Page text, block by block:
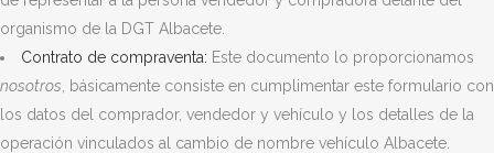
organismo de la DGT Albacete.
Contrato de compraventa: Este documento lo proporcionamos
nosotros , básicamente consiste en cumplimentar este formulario con
los datos del comprador, vendedor y vehículo y los detalles de la
operación vinculados al cambio de nombre vehículo Albacete.